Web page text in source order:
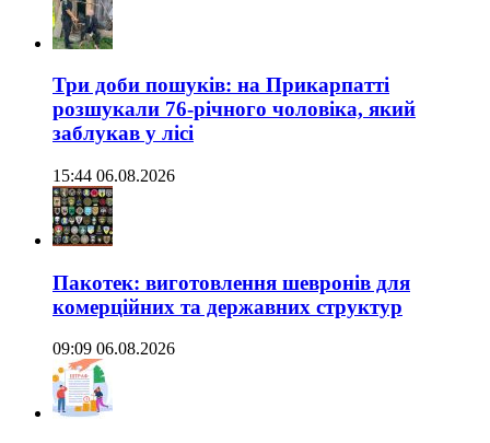
Три доби пошуків: на Прикарпатті
розшукали 76-річного чоловіка, який
заблукав у лісі
15:44 06.08.2026
Пакотек: виготовлення шевронів для
комерційних та державних структур
09:09 06.08.2026